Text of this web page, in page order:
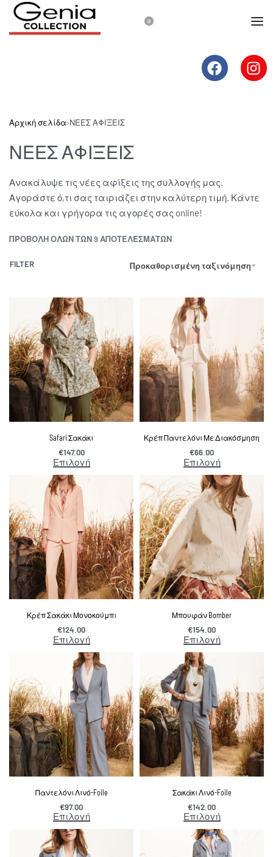
0
Αρχική σελίδα›ΝΕΕΣ ΑΦΙΞΕΙΣ
ΝΕΕΣ ΑΦΙΞΕΙΣ
Ανακάλυψε τις νέες αφίξεις της συλλογής μας.
Αγοράστε ό,τι σας ταιριάζει στην καλύτερη τιμή. Κάντε
εύκολα και γρήγορα τις αγορές σας online!
ΠΡΟΒΟΛΉ ΌΛΩΝ ΤΩΝ 9 ΑΠΟΤΕΛΕΣΜΆΤΩΝ
Προκαθορισμένη ταξινόμηση
FILTER
Safari Σακάκι
€147.00
Επιλογή
Κρέπ Παντελόνι Με Διακόσμηση
€66.00
Επιλογή
Κρέπ Σακάκι Μονοκούμπι
€124.00
Επιλογή
Μπουφάν Bomber
€154.00
Επιλογή
Παντελόνι Λινό-Foile
€97.00
Επιλογή
Σακάκι Λινό-Foile
€142.00
Επιλογή